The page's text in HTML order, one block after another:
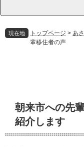
現在地 トップページ > あ
輩移住者の声
朝来市への先
紹介します